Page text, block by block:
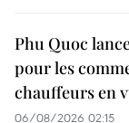
Phu Quoc
pour les
chauffeurs en
06/08/2026 02:15